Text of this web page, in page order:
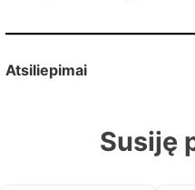
Atsiliepimai
Susiję